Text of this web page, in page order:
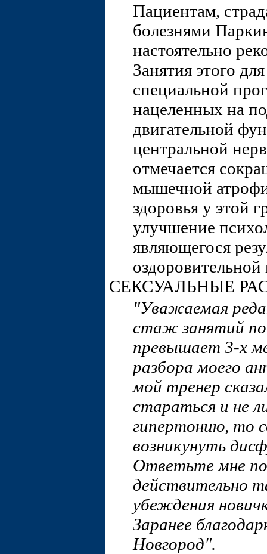
Пациентам,
болезнями
настоятельно
Занятия этого
специальной
нацеленных на
двигательной
центральной
отмечается
мышечной
здоровья у этой
улучшение
являющегося
СЕКСУАЛЬНЫЕ
"Уважаемая
стаж занятий
превышает 3-х
разбора моего
мой тренер
стараться и не
гипертонию, то
возникунуть
Ответьте мне
действительно
убеждения
Заранее
Новгород".